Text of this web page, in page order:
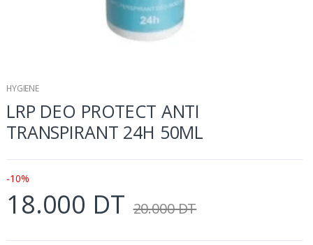
HYGIENE
LRP DEO PROTECT ANTI
TRANSPIRANT 24H 50ML
-10%
18.000 DT 20.000 DT